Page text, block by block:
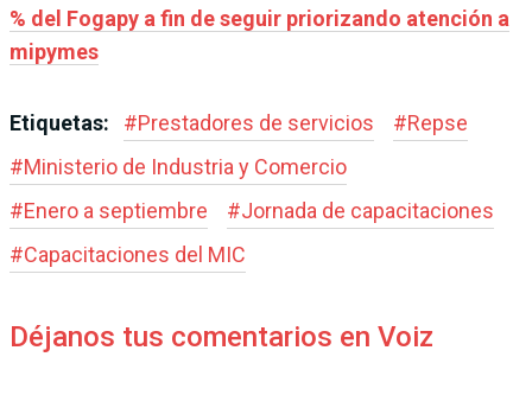
% del Fogapy a fin de seguir priorizando atención a
mipymes
Etiquetas: #Prestadores de servicios #Repse
#Ministerio de Industria y Comercio
#Enero a septiembre #Jornada de capacitaciones
#Capacitaciones del MIC
Déjanos tus comentarios en Voiz